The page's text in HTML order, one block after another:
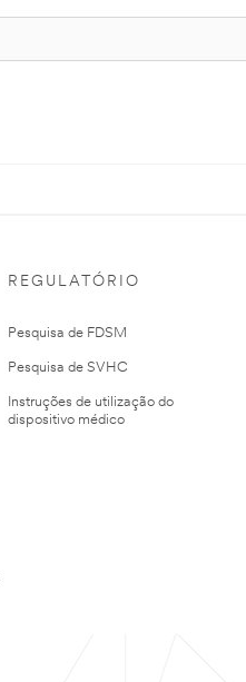
REGULATÓRIO
Pesquisa de FDSM
Pesquisa de SVHC
Instruções de utilização do
dispositivo médico